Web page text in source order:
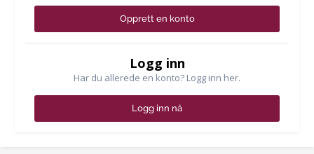
Opprett en konto
Logg inn
Har du allerede en konto? Logg inn her.
Logg inn nå